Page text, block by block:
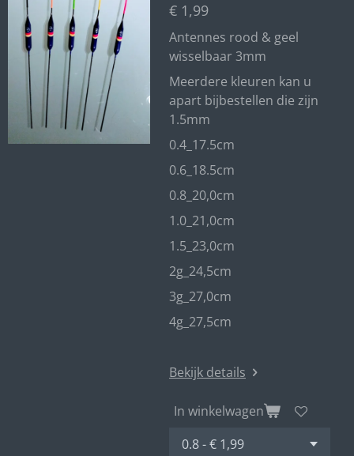
€ 1,99
Antennes rood & geel
wisselbaar 3mm
Meerdere kleuren kan u
apart bijbestellen die zijn
1.5mm
0.4_17.5cm
0.6_18.5cm
0.8_20,0cm
1.0_21,0cm
1.5_23,0cm
2g_24,5cm
3g_27,0cm
4g_27,5cm
Bekijk details
In winkelwagen